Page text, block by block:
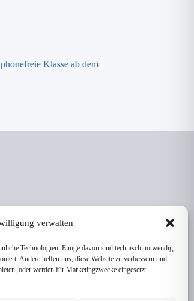
verwalten
Technologien. Einige davon sind technisch notwendig,
Andere helfen uns, diese Website zu verbessern und
oder werden für Marketingzwecke eingesetzt.
Klasse ab dem